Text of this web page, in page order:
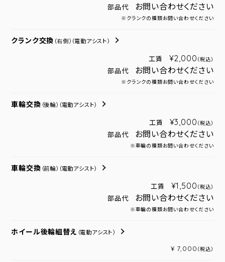
部品代 お問い合わせください
※クランクの種類お問い合わせください
クランク交換 （右側） （電動アシスト）
工賃 ¥2,000 （税込）
部品代 お問い合わせください
※クランクの種類お問い合わせください
車輪交換 （後輪） （電動アシスト）
工賃 ¥3,000 （税込）
部品代 お問い合わせください
※車輪の種類お問い合わせください
車輪交換 （前輪） （電動アシスト）
工賃 ¥1,500 （税込）
部品代 お問い合わせください
※車輪の種類お問い合わせください
ホイール後輪組替え （電動アシスト）
¥ 7,000 （税込）